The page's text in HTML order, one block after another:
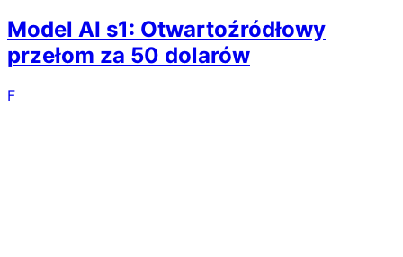
Model AI s1: Otwartoźródłowy
przełom za 50 dolarów
F